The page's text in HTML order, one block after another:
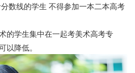
数线的学生 不得参加一本二本高考
的学生集中在一起考美术高考专
以降低。